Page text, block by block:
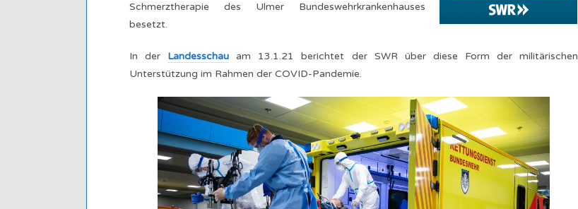
Schmerztherapie des Ulmer Bundeswehrkrankenhauses
besetzt.
In der Landesschau am 13.1.21 berichtet der SWR über diese Form der militärischen
Unterstützung im Rahmen der COVID-Pandemie.